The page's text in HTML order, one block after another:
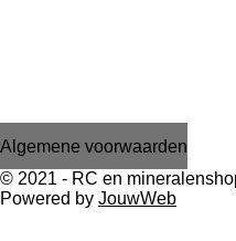
Algemene voorwaarden
© 2021 - RC en
Powered by JouwWeb